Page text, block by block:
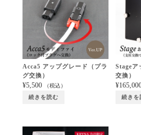
Acca5 アップグレード（プラ
グ交換）
¥5,500 （税込）
続きを読む
Stageア
交換）
¥
続きを